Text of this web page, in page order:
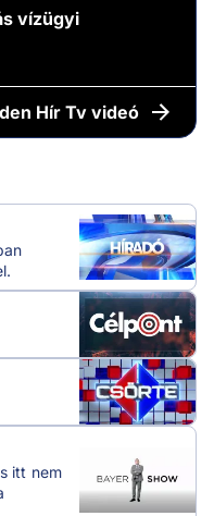
vízügyi
Hír Tv videó
itt nem